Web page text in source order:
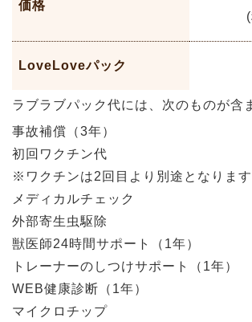
価格
LoveLoveパック
ラブラブパック代には、次のものが含
事故補償（3年）
初回ワクチン代
※ワクチンは2回目より別途となります
メディカルチェック
外部寄生虫駆除
獣医師24時間サポート（1年）
トレーナーのしつけサポート（1年）
WEB健康診断（1年）
マイクロチップ